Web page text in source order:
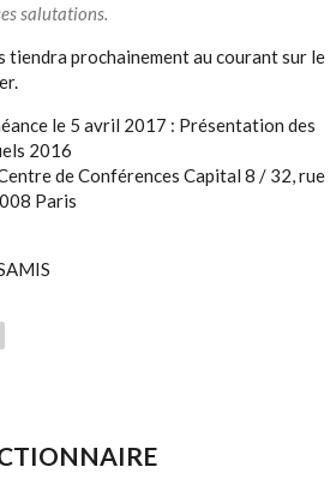
salutations.
tiendra prochainement au courant sur le
le 5 avril 2017 : Présentation des
2016
de Conférences Capital 8 / 32, rue
Paris